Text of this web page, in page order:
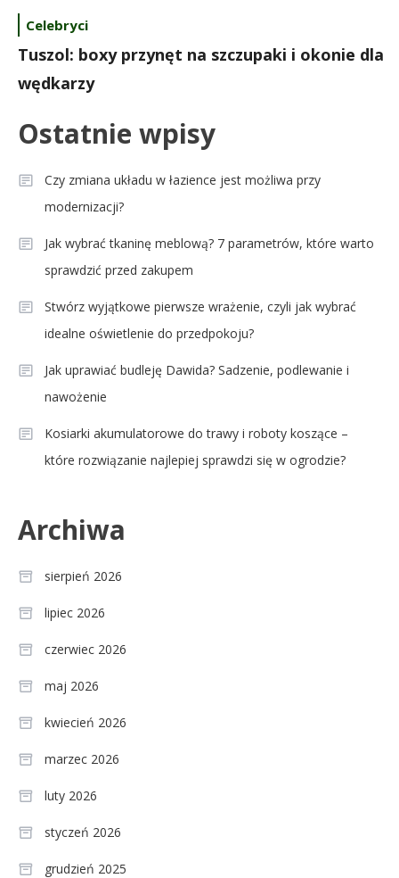
Celebryci
Tuszol: boxy przynęt na szczupaki i okonie dla
wędkarzy
Ostatnie wpisy
Czy zmiana układu w łazience jest możliwa przy
modernizacji?
Jak wybrać tkaninę meblową? 7 parametrów, które warto
sprawdzić przed zakupem
Stwórz wyjątkowe pierwsze wrażenie, czyli jak wybrać
idealne oświetlenie do przedpokoju?
Jak uprawiać budleję Dawida? Sadzenie, podlewanie i
nawożenie
Kosiarki akumulatorowe do trawy i roboty koszące –
które rozwiązanie najlepiej sprawdzi się w ogrodzie?
Archiwa
sierpień 2026
lipiec 2026
czerwiec 2026
maj 2026
kwiecień 2026
marzec 2026
luty 2026
styczeń 2026
grudzień 2025